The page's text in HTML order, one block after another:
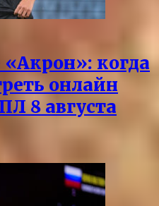
когда
онлайн
8 августа